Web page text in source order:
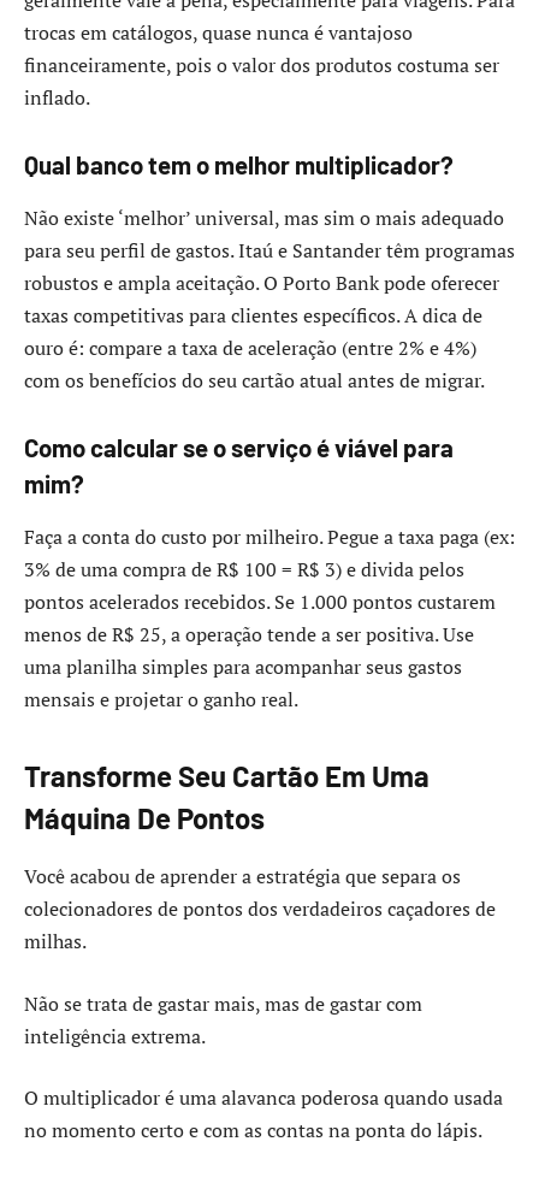
trocas em catálogos, quase nunca é vantajoso
financeiramente, pois o valor dos produtos costuma ser
inflado.
Qual banco tem o melhor multiplicador?
Não existe ‘melhor’ universal, mas sim o mais adequado
para seu perfil de gastos. Itaú e Santander têm programas
robustos e ampla aceitação. O Porto Bank pode oferecer
taxas competitivas para clientes específicos. A dica de
ouro é: compare a taxa de aceleração (entre 2% e 4%)
com os benefícios do seu cartão atual antes de migrar.
Como calcular se o serviço é viável para
mim?
Faça a conta do custo por milheiro. Pegue a taxa paga (ex:
3% de uma compra de R$ 100 = R$ 3) e divida pelos
pontos acelerados recebidos. Se 1.000 pontos custarem
menos de R$ 25, a operação tende a ser positiva. Use
uma planilha simples para acompanhar seus gastos
mensais e projetar o ganho real.
Transforme Seu Cartão Em Uma
Máquina De Pontos
Você acabou de aprender a estratégia que separa os
colecionadores de pontos dos verdadeiros caçadores de
milhas.
Não se trata de gastar mais, mas de gastar com
inteligência extrema.
O multiplicador é uma alavanca poderosa quando usada
no momento certo e com as contas na ponta do lápis.